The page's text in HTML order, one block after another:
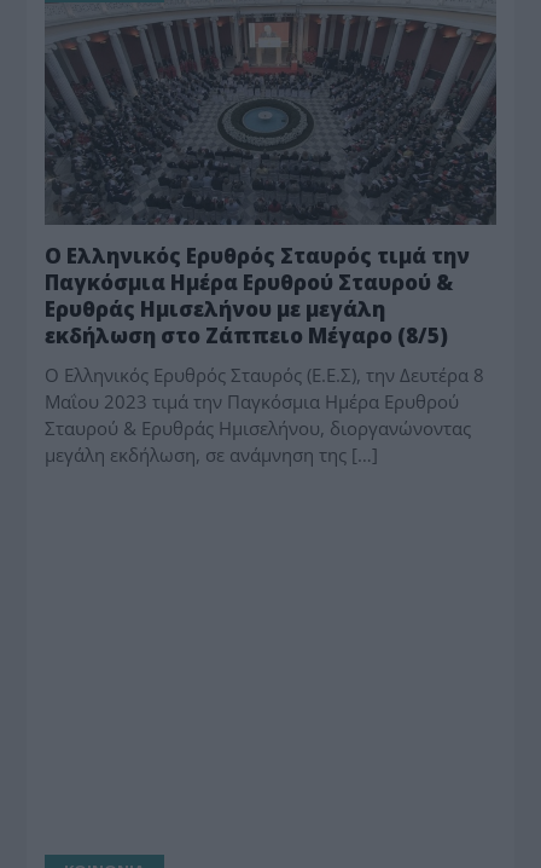
Ο Ελληνικός Ερυθρός Σταυρός τιμά την
Παγκόσμια Ημέρα Ερυθρού Σταυρού &
Ερυθράς Ημισελήνου με μεγάλη
εκδήλωση στο Ζάππειο Μέγαρο (8/5)
Ο Ελληνικός Ερυθρός Σταυρός (Ε.Ε.Σ), την Δευτέρα 8
Μαΐου 2023 τιμά την Παγκόσμια Ημέρα Ερυθρού
Σταυρού & Ερυθράς Ημισελήνου, διοργανώνοντας
μεγάλη εκδήλωση, σε ανάμνηση της […]